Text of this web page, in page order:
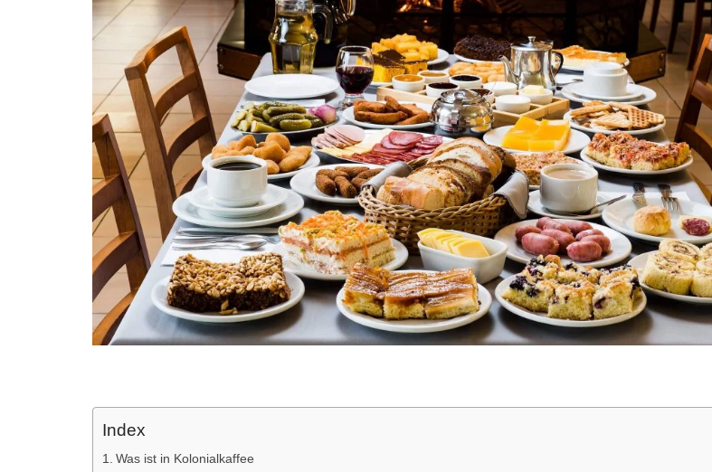
Index
Was ist in Kolonialkaffee